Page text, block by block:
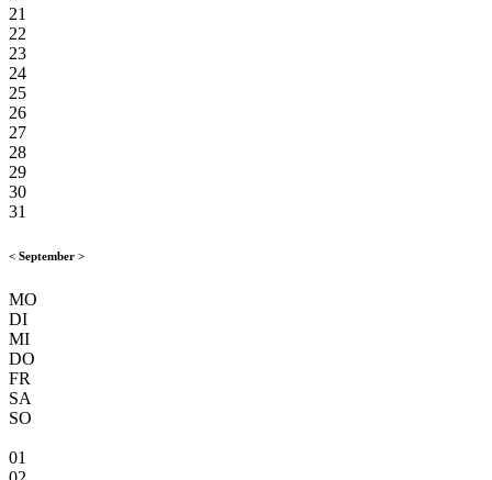
21
22
23
24
25
26
27
28
29
30
31
< September >
MO
DI
MI
DO
FR
SA
SO
01